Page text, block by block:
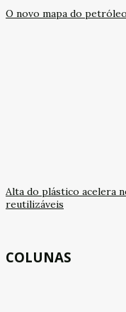
O novo mapa do
Alta do plástico acelera
reutilizáveis
COLUNAS